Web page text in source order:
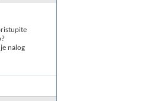
nalog